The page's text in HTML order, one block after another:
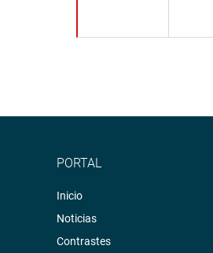
PORTAL
Inicio
Noticias
Contrastes